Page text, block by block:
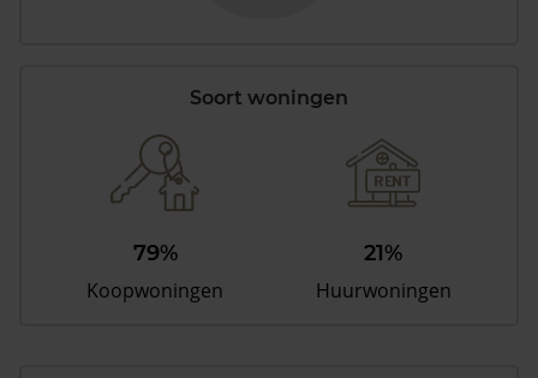
Soort woningen
79%
Koopwoningen
21%
Huurwoningen